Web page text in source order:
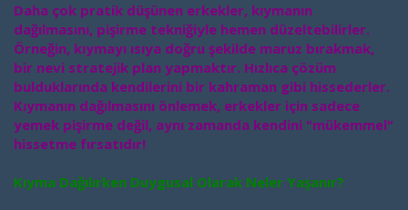
Daha çok pratik düşünen erkekler, kıymanın
dağılmasını, pişirme tekniğiyle hemen düzeltebilirler.
Örneğin, kıymayı ısıya doğru şekilde maruz bırakmak,
bir nevi stratejik plan yapmaktır. Hızlıca çözüm
bulduklarında kendilerini bir kahraman gibi hissederler.
Kıymanın dağılmasını önlemek, erkekler için sadece
yemek pişirme değil, aynı zamanda kendini "mükemmel"
hissetme fırsatıdır!
Kıyma Dağılırken Duygusal Olarak Neler Yaşanır?